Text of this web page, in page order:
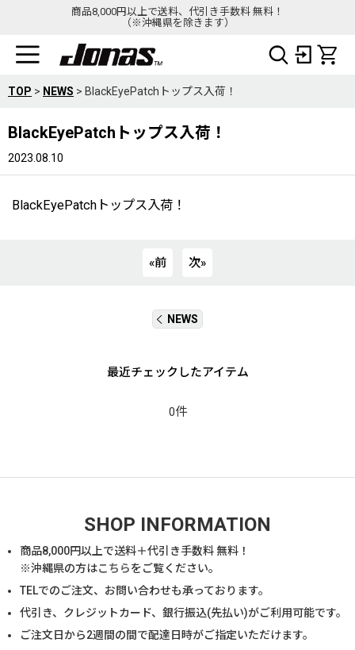
商品8,000円以上で送料、代引き手数料 無料！
（※沖縄県を除きます）
TOP > NEWS > BlackEyePatchトップス入荷！
BlackEyePatchトップス入荷！
2023.08.10
BlackEyePatchトップス入荷！
«前 次»
NEWS
最近チェックしたアイテム
0件
SHOP INFORMATION
商品8,000円以上で送料＋代引き手数料 無料！
※沖縄県の方はこちらをご覧ください。
TELでのご注文、お問い合わせも承っております。
代引き、クレジットカード、銀行振込(先払い)がご利用可能です。
ご注文日から2週間の間で配達日時がご指定いただけます。